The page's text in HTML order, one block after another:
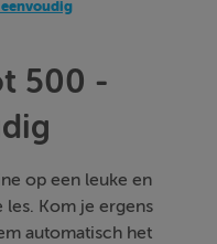
500 -
op een leuke en
Kom je ergens
automatisch het